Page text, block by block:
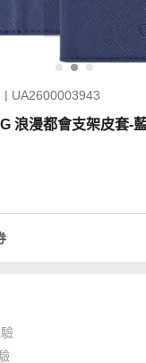
| UA2600003943
浪漫都會支架皮套-